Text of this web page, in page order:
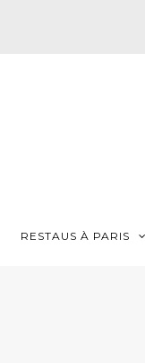
RESTAUS À PARIS